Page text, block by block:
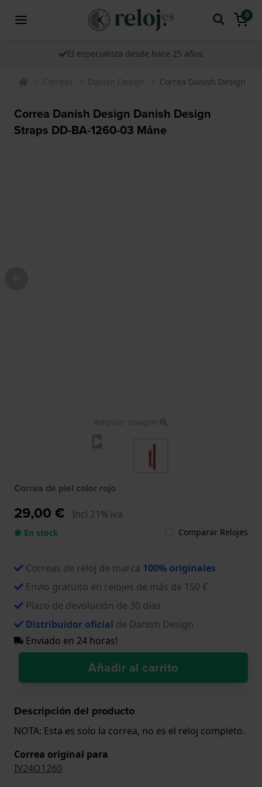
0
El especialista desde hace 25 años
Correas Danish Design Correa Danish Design
Correa Danish Design Danish Design
Straps DD-BA-1260-03 Måne
Ampliar imagen
Correa de piel color rojo
29,00 € Incl 21% iva
● En stock Comparar Relojes
Correas de reloj de marca 100% originales
Envío gratuito en relojes de más de 150 €
Plazo de devolución de 30 días
Distribuidor oficial de Danish Design
Enviado en 24 horas!
Añadir al carrito
Descripción del producto
NOTA: Esta es solo la correa, no es el reloj completo.
Correa original para
IV24Q1260